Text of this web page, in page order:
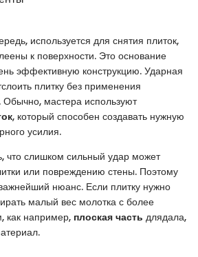
используется для снятия плиток,
к поверхности. Это основание
эффективную конструкцию. Ударная
плитку без применения
Обычно, мастера используют
, который способен создавать нужную
усилия.
что слишком сильный удар может
или повреждению стены. Поэтому
нюанс. Если плитку нужно
малый вес молотка с более
как например, плоская часть длядала,